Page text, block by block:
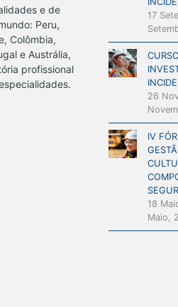
e de
Peru,
Colômbia,
e Austrália,
profissional
17
26
IV
18
Maio,